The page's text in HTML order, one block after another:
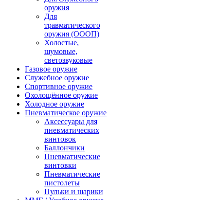
оружия
Для
травматического
оружия (ОООП)
Холостые,
шумовые,
светозвуковые
Газовое оружие
Служебное оружие
Спортивное оружие
Охолощённое оружие
Холодное оружие
Пневматическое оружие
Аксессуары для
пневматических
винтовок
Баллончики
Пневматические
винтовки
Пневматические
пистолеты
Пульки и шарики